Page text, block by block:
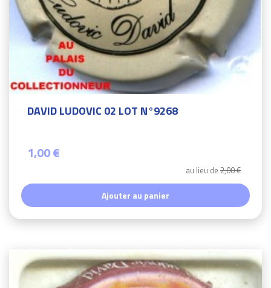
DAVID LUDOVIC 02 LOT N°9268
1,00 €
au lieu de 2,00 €
Ajouter au panier